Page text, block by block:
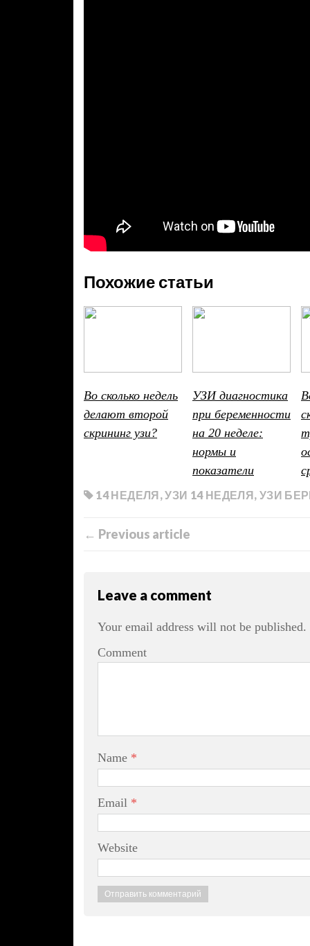
Похожие статьи
Во сколько недель
делают второй
скрининг узи?
УЗИ диагностика
при беременности
на 20 неделе:
нормы и
показатели
14 НЕДЕЛЯ,УЗИ 14 НЕДЕЛЯ, УЗИ
← Previous article
Leave a comment
Your email address will not be published.
Comment
Name *
Email *
Website